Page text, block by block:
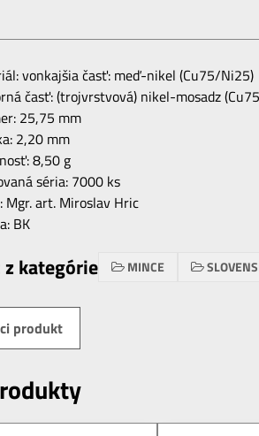
vonkajšia časť: meď-nikel (Cu75/Ni25)
časť: (trojvrstvová) nikel-mosadz
25,75 mm
2,20 mm
8,50 g
séria: 7000 ks
Mgr. art. Miroslav Hric
BK
z kategórie MINCE
produkt